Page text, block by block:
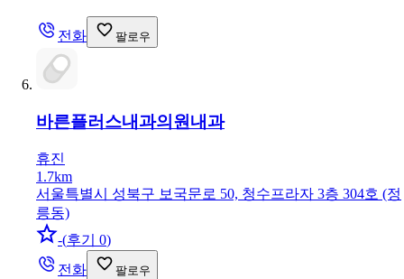
전화 팔로우
바른플러스내과의원 내과
휴진
1.7km
서울특별시 성북구 보국문로 50, 청수프라자 3층 304호 (정
릉동)
-(후기 0)
전화
팔로우